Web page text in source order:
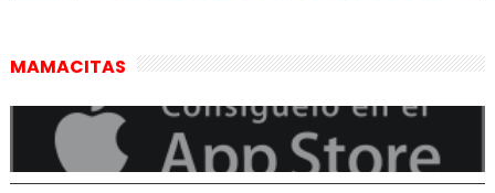
MAMACITAS